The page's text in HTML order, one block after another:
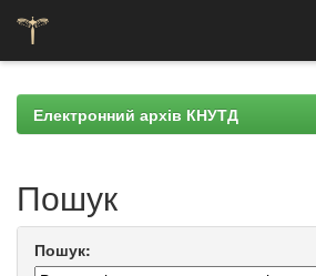
navigationЕлектронний архів КНУТД
Пошук
Пошук: